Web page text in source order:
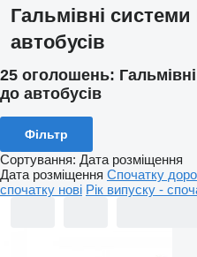
Гальмівні
автобусів
25 оголошень:
до автобусів
Фільтр
Сортування: Дата розміщення
Дата розміщення Спочатку
спочатку нові Рік випуску -